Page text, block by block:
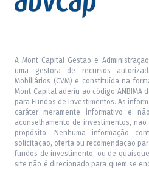
A Mont Capital Gestão e
uma gestora de recursos
Mobiliários (CVM) e constituída na
Mont Capital aderiu ao código ANBIMA
para Fundos de Investimentos. As
caráter meramente informativo e
aconselhamento de investimentos,
propósito. Nenhuma informação
solicitação, oferta ou recomendação
fundos de investimento, ou de
site não é direcionado para quem se